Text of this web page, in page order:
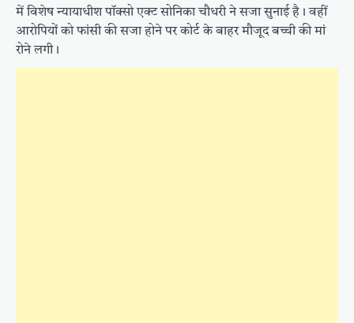
में विशेष न्यायाधीश पॉक्सो एक्ट सोनिका चौधरी ने सजा सुनाई है। वहीं
आरोपियों को फांसी की सजा होने पर कोर्ट के बाहर मौजूद बच्ची की मां
रोने लगी।